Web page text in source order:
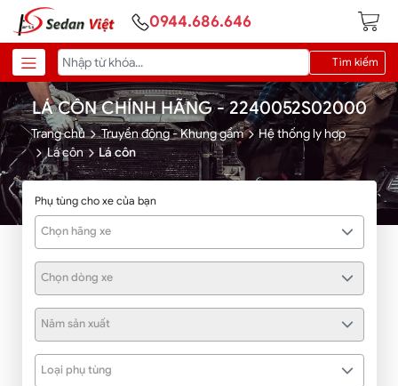
0944.686.646
Tìm kiếm
LÁ CÔN CHÍNH HÃNG - 2240052S02000
Trang chủ Truyền động - Khung gầm
Hệ thống ly hợp
Lá côn
Lá côn
Phụ tùng cho xe của bạn
Chọn hãng xe
Chọn dòng xe
Năm sản xuất
Loại phụ tùng